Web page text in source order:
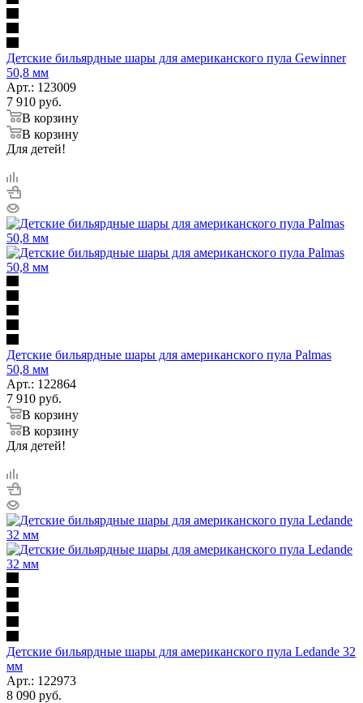
Детские бильярдные шары для американского пула Gewinner
50,8 мм
Арт.: 123009
7 910 руб.
В корзину
В корзину
Для детей!
Детские бильярдные шары для американского пула Palmas
50,8 мм
Арт.: 122864
7 910 руб.
В корзину
В корзину
Для детей!
Детские бильярдные шары для американского пула Ledande 32
мм
Арт.: 122973
8 090 руб.